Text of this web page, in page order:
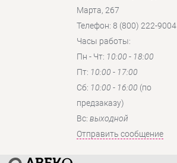
Марта, 267
Телефон: 8 (800) 222-9004
Часы работы:
Пн - Чт: 10:00 - 18:00
Пт: 10:00 - 17:00
Сб: 10:00 - 16:00 (по
предзаказу)
Вc: выходной
Отправить сообщение